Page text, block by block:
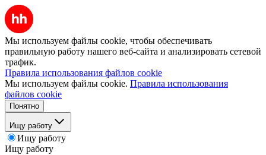
Мы используем файлы cookie, чтобы обеспечивать
правильную работу нашего веб-сайта и анализировать сетевой
трафик.
Правила использования файлов cookie
Мы используем файлы cookie. Правила использования
файлов cookie
Понятно
Ищу работу
Ищу работу
Ищу работу